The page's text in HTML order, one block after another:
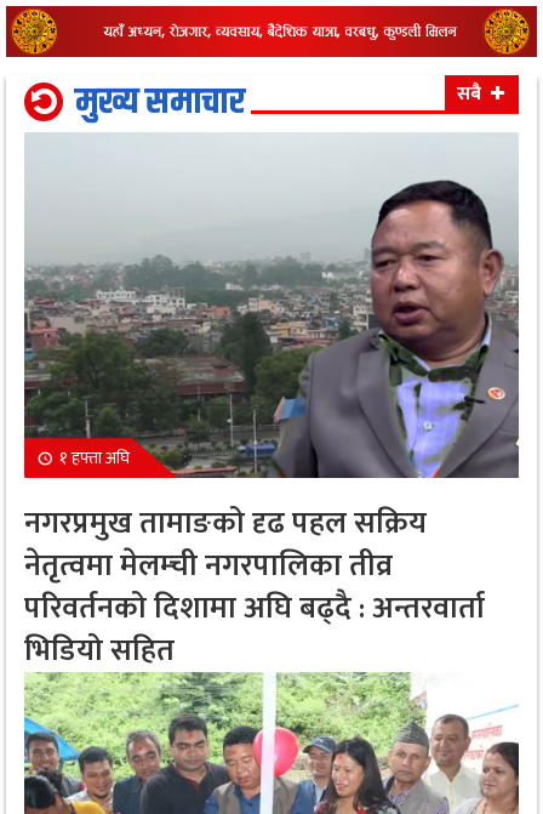
मुख्य समाचार सबै
१ हफ्ता अघि
नगरप्रमुख तामाङको दृढ पहल सक्रिय
नेतृत्वमा मेलम्ची नगरपालिका तीव्र
परिवर्तनको दिशामा अघि बढ्दै : अन्तरवार्ता
भिडियो सहित